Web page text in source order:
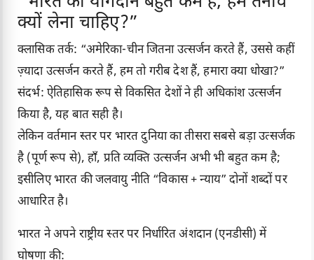
क्यों लेना चाहिए?”
क्लासिक तर्क: “अमेरिका-चीन जितना उत्सर्जन करते हैं, उससे कहीं
ज़्यादा उत्सर्जन करते हैं, हम तो गरीब देश हैं, हमारा क्या धोखा?”
संदर्भ: ऐतिहासिक रूप से विकसित देशों ने ही अधिकांश उत्सर्जन
किया है, यह बात सही है।
लेकिन वर्तमान स्तर पर भारत दुनिया का तीसरा सबसे बड़ा उत्सर्जक
है (पूर्ण रूप से), हाँ, प्रति व्यक्ति उत्सर्जन अभी भी बहुत कम है;
इसीलिए भारत की जलवायु नीति “विकास + न्याय” दोनों शब्दों पर
आधारित है।
भारत ने अपने राष्ट्रीय स्तर पर निर्धारित अंशदान (एनडीसी) में
घोषणा की: